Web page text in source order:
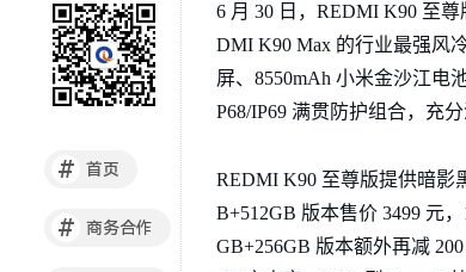
# 首页
# 商务合作
6 月 30 日，REDMI K90 至
DMI K90 Max 的行业最强风
屏、8550mAh 小米金沙江电
P68/IP69 满贯防护组合，充分
REDMI K90 至尊版提供暗影
B+512GB 版本售价 3499 元
GB+256GB 版本额外再减